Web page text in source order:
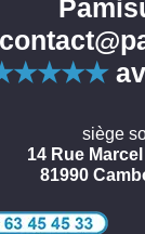
siège
14 Rue
81990